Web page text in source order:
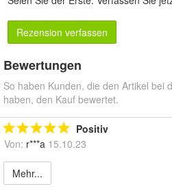
Rezension verfassen
Bewertungen
So haben Kunden, die den Artikel bei
haben, den Kauf bewertet.
Positiv
Von: r***a 15.10.23
Mehr...